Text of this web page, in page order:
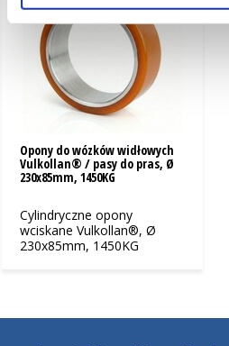
Opony do wózków widłowych
Vulkollan® / pasy do pras, Ø
230x85mm, 1450KG
Cylindryczne opony
wciskane Vulkollan®, Ø
230x85mm, 1450KG